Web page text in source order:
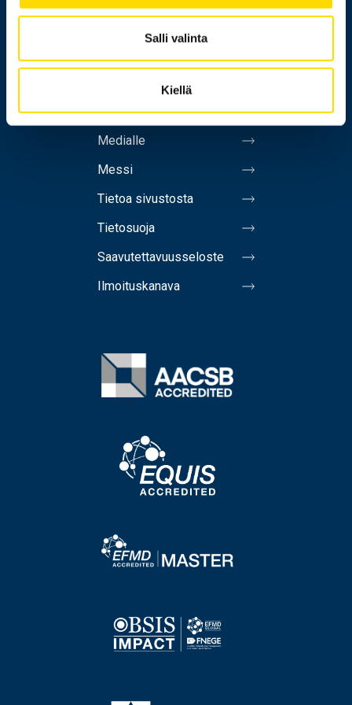
Salli valinta
Kiellä
Yhteystiedot
Laskutusosoite
Medialle
Messi
Tietoa sivustosta
Tietosuoja
Saavutettavuusseloste
Ilmoituskanava
Image
Image
Image
Image